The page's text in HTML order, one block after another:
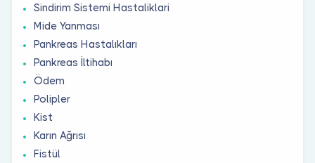
Sindirim Sistemi Hastaliklari
Mide Yanması
Pankreas Hastalıkları
Pankreas İltihabı
Ödem
Polipler
Kist
Karın Ağrısı
Fistül